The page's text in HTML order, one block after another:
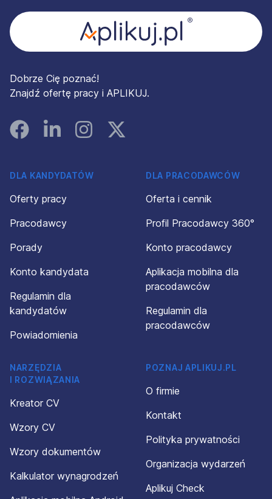
Dobrze Cię poznać!
Znajdź ofertę pracy i APLIKUJ.
FacebookLinked InInstagramInstagram
DLA KANDYDATÓW
Oferty pracy
Pracodawcy
Porady
Konto kandydata
Regulamin dla
kandydatów
Powiadomienia
DLA PRACODAWCÓW
Oferta i cennik
Profil Pracodawcy 360°
Konto pracodawcy
Aplikacja mobilna dla
pracodawców
Regulamin dla
pracodawców
NARZĘDZIA
I ROZWIĄZANIA
Kreator CV
Wzory CV
Wzory dokumentów
Kalkulator wynagrodzeń
POZNAJ APLIKUJ.PL
O firmie
Kontakt
Polityka prywatności
Organizacja wydarzeń
Aplikuj Check